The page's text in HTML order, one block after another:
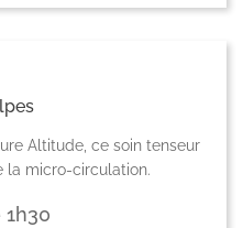
Altitude, ce soin tenseur
la micro-circulation.